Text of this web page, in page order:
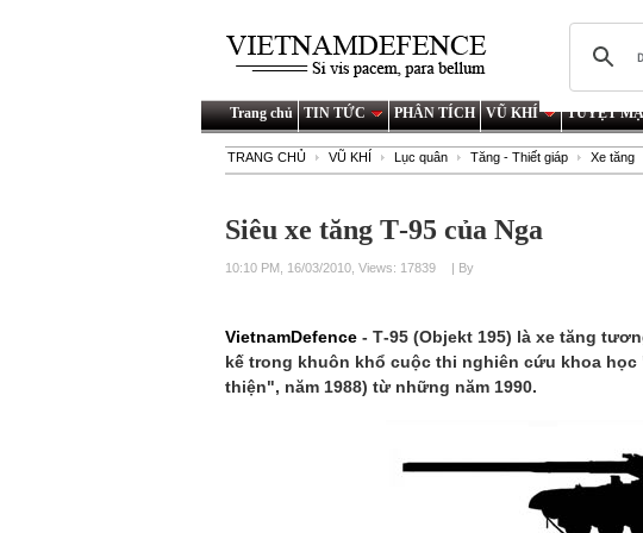
Trang chủ TIN TỨC PHÂN TÍCH VŨ KHÍ TUYỆT
TRANG CHỦ VŨ KHÍ Lục quân Tăng - Thiết giáp Xe tăng
Siêu xe tăng Т-95 của Nga
10:10 PM, 16/03/2010, Views: 17839 | By
VietnamDefence - Т-95 (Objekt 195) là xe tăng
kế trong khuôn khổ cuộc thi nghiên cứu khoa
thiện", năm 1988) từ những năm 1990.